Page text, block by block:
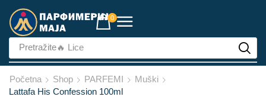
0
Pretražite🔥 Lice
Početna Shop PARFEMI
Muški
Lattafa His Confession 100ml